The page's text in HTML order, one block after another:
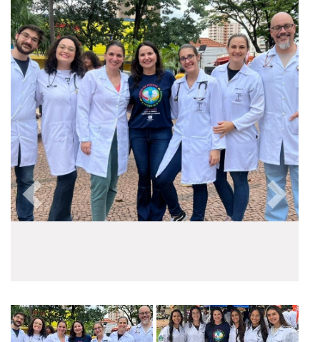
Anterior Próxima